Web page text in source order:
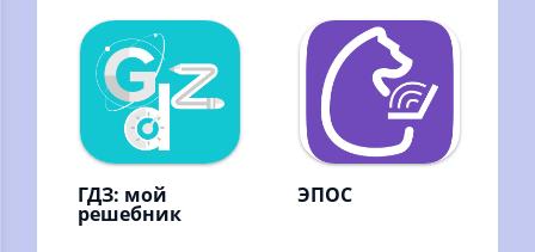
официальным
билетам ГИБДД
ПДД 2022, 2023
ГДЗ: мой
решебник
ЭПОС